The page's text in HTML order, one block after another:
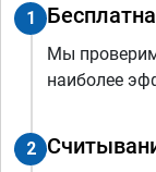
1
Мы
наиболее
2